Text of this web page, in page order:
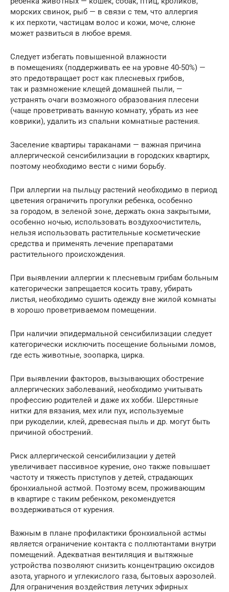
морских свинок, рыб — в связи с тем, что аллергия
к их перхоти, частицам волос и кожи, моче, слюне
может развиться в любое время.
Следует избегать повышенной влажности
в помещениях (поддерживать ее на уровне 40-50%) —
это предотвращает рост как плесневых грибов,
так и размножение клещей домашней пыли, —
устранять очаги возможного образования плесени
(чаще проветривать ванную комнату, убрать из нее
коврики), удалить из спальни комнатные растения.
Заселение квартиры тараканами — важная причина
аллергической сенсибилизации в городских квартирх,
поэтому необходимо вести с ними борьбу.
При аллергии на пыльцу растений необходимо в период
цветения ограничить прогулки ребенка, особенно
за городом, в зеленой зоне, держать окна закрытыми,
особенно ночью, использовать воздухоочиститель,
нельзя использовать растительные косметические
средства и применять лечение препаратами
растительного происхождения.
При выявлении аллергии к плесневым грибам больным
категорически запрещается косить траву, убирать
листья, необходимо сушить одежду вне жилой комнаты
в хорошо проветриваемом помещении.
При наличии эпидермальной сенсибилизации следует
категорически исключить посещение больными ломов,
где есть животные, зоопарка, цирка.
При выявлении факторов, вызывающих обострение
аллергических заболеваний, необходимо учитывать
профессию родителей и даже их хобби. Шерстяные
нитки для вязания, мех или пух, используемые
при рукоделии, клей, древесная пыль и др. могут быть
причиной обострений.
Риск аллергической сенсибилизации у детей
увеличивает пассивное курение, оно также повышает
частоту и тяжесть приступов у детей, страдающих
бронхиальной астмой. Поэтому всем, проживающим
в квартире с таким ребенком, рекомендуется
воздерживаться от курения.
Важным в плане профилактики бронхиальной астмы
является ограничение контакта с поллютантами внутри
помещений. Адекватная вентиляция и вытяжные
устройства позволяют снизить концентрацию оксидов
азота, угарного и углекислого газа, бытовых аэрозолей.
Для ограничения воздействия летучих эфирных